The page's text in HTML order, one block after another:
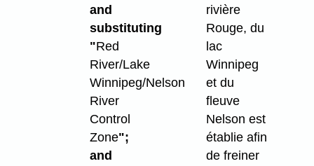
and
substituting
"Red
River/Lake
Winnipeg/Nelson
River
Control
Zone";
and
rivière
Rouge, du
lac
Winnipeg
et du
fleuve
Nelson est
établie afin
de freiner